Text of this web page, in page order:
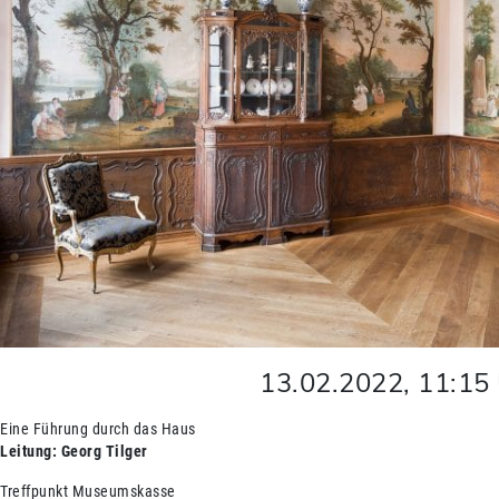
13.02.2022, 11:15
Eine Führung durch das Haus
Leitung: Georg Tilger
Treffpunkt Museumskasse